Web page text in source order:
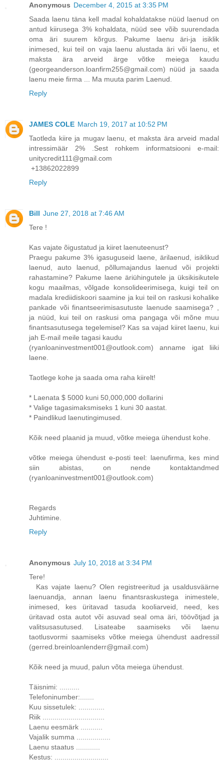
Anonymous December 4, 2015 at 3:35 PM
Saada laenu täna kell madal kohaldatakse nüüd laenud on
antud kiirusega 3% kohaldata, nüüd see võib suurendada
oma äri suurem kõrgus. Pakume laenu äri-ja isiklik
inimesed, kui teil on vaja laenu alustada äri või laenu, et
maksta ära arveid ärge võtke meiega kaudu
(georgeanderson.loanfirm255@gmail.com) nüüd ja saada
laenu meie firma ... Ma muuta parim Laenud.
Reply
JAMES COLE March 19, 2017 at 10:52 PM
Taotleda kiire ja mugav laenu, et maksta ära arveid madal
intressimäär 2% .Sest rohkem informatsiooni e-mail:
unitycredit111@gmail.com
+13862022899
Reply
Bill June 27, 2018 at 7:46 AM
Tere !
Kas vajate õigustatud ja kiiret laenuteenust?
Praegu pakume 3% igasuguseid laene, ärilaenud, isiklikud
laenud, auto laenud, põllumajandus laenud või projekti
rahastamine? Pakume laene äriühingutele ja üksikisikutele
kogu maailmas, võlgade konsolideerimisega, kuigi teil on
madala krediidiskoori saamine ja kui teil on raskusi kohalike
pankade või finantseerimisasutuste laenude saamisega? ,
ja nüüd, kui teil on raskusi oma pangaga või mõne muu
finantsasutusega tegelemisel? Kas sa vajad kiiret laenu, kui
jah E-mail meile tagasi kaudu
(ryanloaninvestment001@outlook.com) anname igat liiki
laene.
Taotlege kohe ja saada oma raha kiirelt!
* Laenata $ 5000 kuni 50,000,000 dollarini
* Valige tagasimaksmiseks 1 kuni 30 aastat.
* Paindlikud laenutingimused.
Kõik need plaanid ja muud, võtke meiega ühendust kohe.
võtke meiega ühendust e-posti teel: laenufirma, kes mind
siin abistas, on nende kontaktandmed
(ryanloaninvestment001@outlook.com)
Regards
Juhtimine.
Reply
Anonymous July 10, 2018 at 3:34 PM
Tere!
Kas vajate laenu? Olen registreeritud ja usaldusväärne
laenuandja, annan laenu finantsraskustega inimestele,
inimesed, kes üritavad tasuda kooliarveid, need, kes
üritavad osta autot või asuvad seal oma äri, töövõtjad ja
valitsusasutused. Lisateabe saamiseks või laenu
taotlusvormi saamiseks võtke meiega ühendust aadressil
(gerred.breinloanlenderr@gmail.com)
Kõik need ja muud, palun võta meiega ühendust.
Täisnimi: ..........
Telefoninumber:.......
Kuu sissetulek: .............
Riik ...............................
Laenu eesmärk ...........
Vajalik summa .................
Laenu staatus ............
Kestus: ...........................